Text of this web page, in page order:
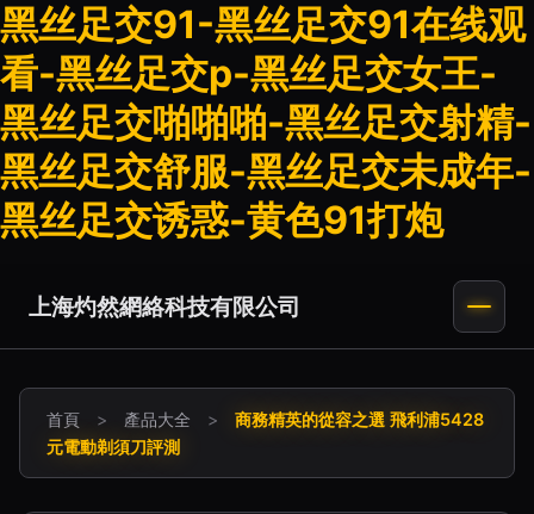
黑丝足交91-黑丝足交91在线观
看-黑丝足交p-黑丝足交女王-
黑丝足交啪啪啪-黑丝足交射精-
黑丝足交舒服-黑丝足交未成年-
黑丝足交诱惑-黄色91打炮
上海灼然網絡科技有限公司
首頁 > 產品大全 >
商務精英的從容之選 飛利浦5428
元電動剃須刀評測